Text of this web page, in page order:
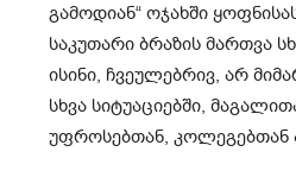
გამოდიან“ ოჯახში
საკუთარი ბრაზის მართვა
ისინი, ჩვეულებრივ, არ
სხვა სიტუაციებში,
უფროსებთან, კოლეგებთან